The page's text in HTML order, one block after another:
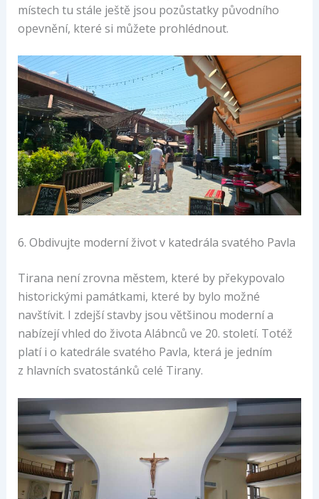
místech tu stále ještě jsou pozůstatky původního
opevnění, které si můžete prohlédnout.
6. Obdivujte moderní život v katedrála svatého Pavla
Tirana není zrovna městem, které by překypovalo
historickými památkami, které by bylo možné
navštívit. I zdejší stavby jsou většinou moderní a
nabízejí vhled do života Alábnců ve 20. století. Totéž
platí i o katedrále svatého Pavla, která je jedním
z hlavních svatostánků celé Tirany.